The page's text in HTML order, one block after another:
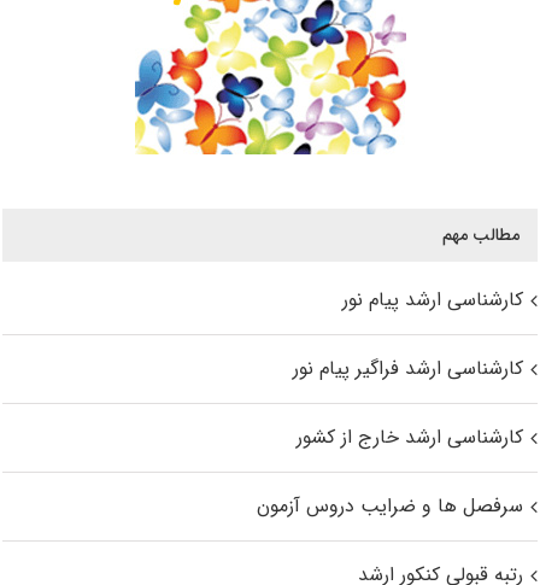
مطالب مهم
کارشناسی ارشد پیام نور
کارشناسی ارشد فراگیر پیام نور
کارشناسی ارشد خارج از کشور
سرفصل ها و ضرایب دروس آزمون
رتبه قبولی کنکور ارشد